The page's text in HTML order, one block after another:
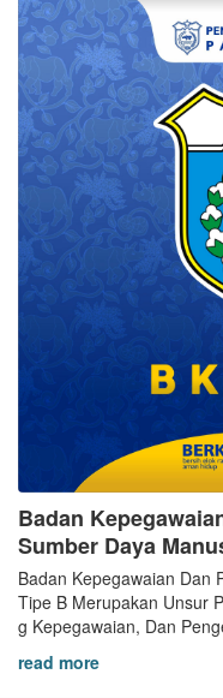
Badan
Sumber Daya
Badan Kepegawaian Dan
Tipe B Merupakan Unsur
g Kepegawaian, Dan
read more